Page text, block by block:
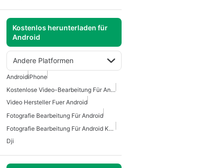
Kostenlos herunterladen für
Android
Andere Platformen
AndroidiPhone
Kostenlose Video-Bearbeitung Für Android
Video Hersteller Fuer Android
Fotografie Bearbeitung Für Android
Fotografie Bearbeitung Für Android Kostenlos
Dji